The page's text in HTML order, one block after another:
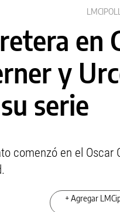
en
y
serie
comenzó en el Oscar
+ Agregar